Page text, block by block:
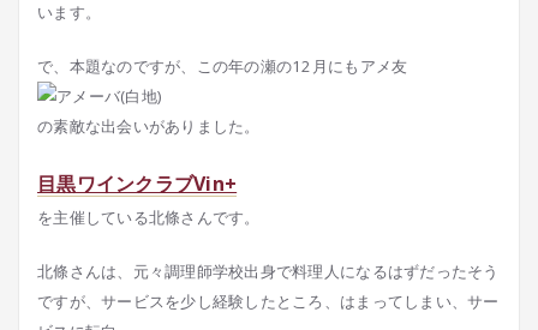
います。
で、本題なのですが、この年の瀬の12月にもアメ友
の素敵な出会いがありました。
目黒ワインクラブVin+
を主催している北條さんです。
北條さんは、元々調理師学校出身で料理人になるはずだったそう
ですが、サービスを少し経験したところ、はまってしまい、サー